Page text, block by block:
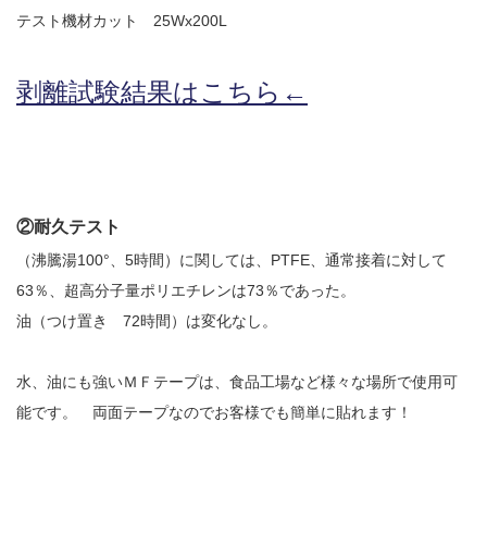
テスト機材カット 25Wx200L
剥離試験結果はこちら←
②耐久テスト
（沸騰湯100°、5時間）に関しては、PTFE、通常接着に対して
63％、超高分子量ポリエチレンは73％であった。
油（つけ置き 72時間）は変化なし。
水、油にも強いＭＦテープは、食品工場など様々な場所で使用可
能です。 両面テープなのでお客様でも簡単に貼れます！
が発生する…